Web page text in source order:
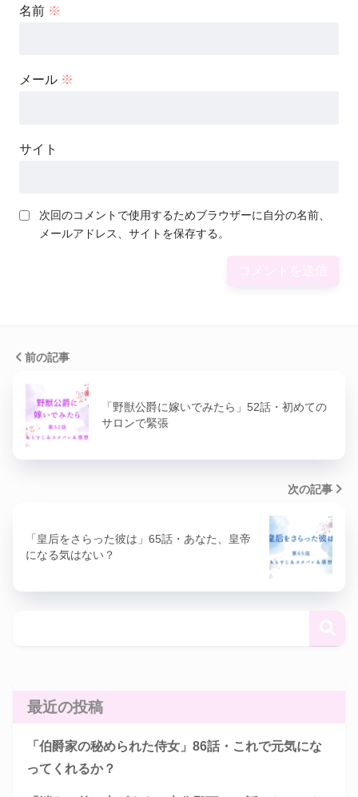
名前 ※
メール ※
サイト
次回のコメントで使用するためブラウザーに自分の名前、
メールアドレス、サイトを保存する。
前の記事
「野獣公爵に嫁いでみたら」52話・初めての
サロンで緊張
次の記事
「皇后をさらった彼は」65話・あなた、皇帝
になる気はない？
最近の投稿
「伯爵家の秘められた侍女」86話・これで元気にな
ってくれるか？